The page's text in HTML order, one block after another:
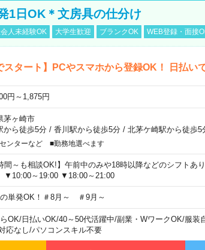
1日OK＊文房具の仕分け
人未経験OK 大学生歓迎 ブランクOK WEB登録・面接
スタート】PCやスマホから登録OK！ 日払い
円～1,875円
茅ヶ崎市
から徒歩5分/ 香川駅から徒歩5分/ 北茅ケ崎駅から徒歩5
ンターなど ■勤務地選べます
間～も相談OK!】午前中のみや18時以降などのシフト
▼10:00～19:00 ▼18:00～21:00
単発OK！＃8月～ ＃9月～
OK/日払いOK/40～50代活躍中/副業・WワークOK/服装
応なし/パソコンスキル不要